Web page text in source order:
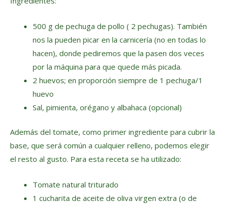
500 g de pechuga de pollo ( 2 pechugas). También
nos la pueden picar en la carnicería (no en todas lo
hacen), donde pediremos que la pasen dos veces
por la máquina para que quede más picada.
2 huevos; en proporción siempre de 1 pechuga/1
huevo
Sal, pimienta, orégano y albahaca (opcional)
Además del tomate, como primer ingrediente para cubrir la
base, que será común a cualquier relleno, podemos elegir
el resto al gusto. Para esta receta se ha utilizado:
Tomate natural triturado
1 cucharita de aceite de oliva virgen extra (o de